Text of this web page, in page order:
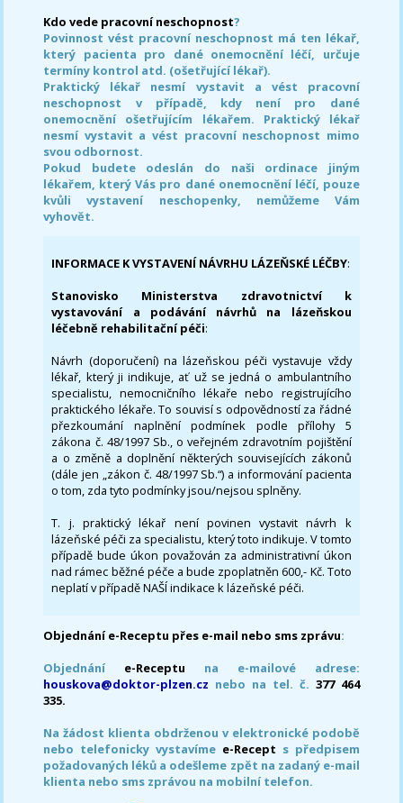
Kdo vede pracovní neschopnost?
Povinnost vést pracovní neschopnost má ten lékař,
který pacienta pro dané onemocnění léčí, určuje
termíny kontrol atd. (ošetřující lékař).
Praktický lékař nesmí vystavit a vést pracovní
neschopnost v případě, kdy není pro dané
onemocnění ošetřujícím lékařem. Praktický lékař
nesmí vystavit a vést pracovní neschopnost mimo
svou odbornost.
Pokud budete odeslán do naši ordinace jiným
lékařem, který Vás pro dané onemocnění léčí, pouze
kvůli vystavení neschopenky, nemůžeme Vám
vyhovět.
INFORMACE K VYSTAVENÍ NÁVRHU LÁZEŇSKÉ LÉČBY:
Stanovisko Ministerstva zdravotnictví k
vystavování a podávání návrhů na lázeňskou
léčebně rehabilitační péči:
Návrh (doporučení) na lázeňskou péči vystavuje vždy
lékař, který ji indikuje, ať už se jedná o ambulantního
specialistu, nemocničního lékaře nebo registrujícího
praktického lékaře. To souvisí s odpovědností za řádné
přezkoumání naplnění podmínek podle přílohy 5
zákona č. 48/1997 Sb., o veřejném zdravotním pojištění
a o změně a doplnění některých souvisejících zákonů
(dále jen „zákon č. 48/1997 Sb.“) a informování pacienta
o tom, zda tyto podmínky jsou/nejsou splněny.
T. j. praktický lékař není povinen vystavit návrh k
lázeňské péči za specialistu, který toto indikuje. V tomto
případě bude úkon považován za administrativní úkon
nad rámec běžné péče a bude zpoplatněn 600,- Kč. Toto
neplatí v případě NAŠÍ indikace k lázeňské péči.
Objednání e-Receptu přes e-mail nebo sms zprávu:
Objednání e-Receptu na e-mailové adrese:
houskova@doktor-plzen.cz nebo na tel. č. 377 464
335.
Na žádost klienta obdrženou v elektronické podobě
nebo telefonicky vystavíme e-Recept s předpisem
požadovaných léků a odešleme zpět na zadaný e-mail
klienta nebo sms zprávou na mobilní telefon.